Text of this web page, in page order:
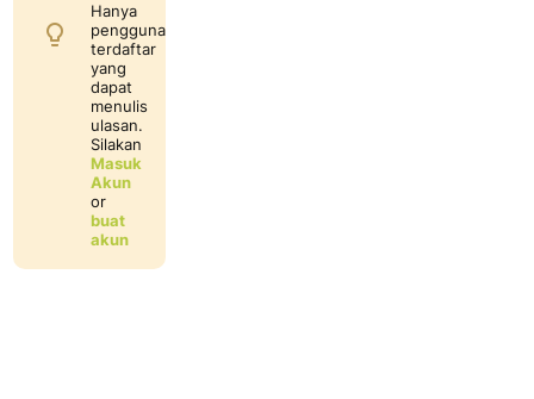
Hanya
pengguna
terdaftar
yang
dapat
menulis
ulasan.
Silakan
Masuk
Akun
or
buat
akun